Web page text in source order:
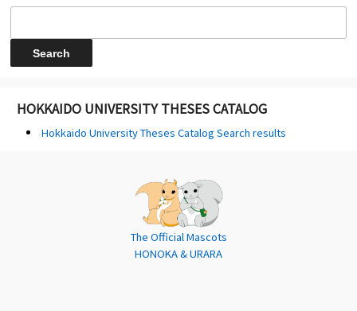
HOKKAIDO UNIVERSITY THESES CATALOG
Hokkaido University Theses Catalog Search results
The Official Mascots
HONOKA & URARA